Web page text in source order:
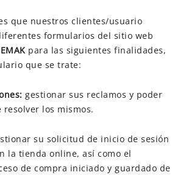
que nuestros clientes/usuario
formularios del sitio web
EMAKpara las siguientes finalidades,
que se trate:
gestionar sus reclamos y poder
los mismos.
su solicitud de inicio de sesión
la tienda online, así como el
de compra iniciado y guardado de